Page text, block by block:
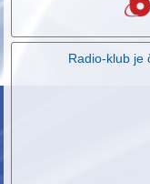
Radio-klub je